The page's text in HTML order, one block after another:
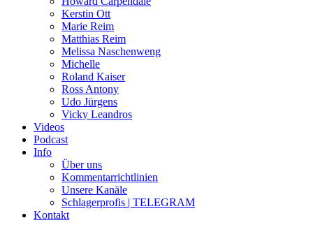
Kerstin Ott
Marie Reim
Matthias Reim
Melissa Naschenweng
Michelle
Roland Kaiser
Ross Antony
Udo Jürgens
Vicky Leandros
Videos
Podcast
Info
Über uns
Kommentarrichtlinien
Unsere Kanäle
Schlagerprofis | TELEGRAM
Kontakt